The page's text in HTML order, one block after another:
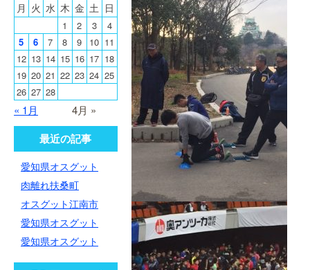
月 火 水 木 金 土 日
« 1月 4月 »
1 2 3
4
5
6 7 8 9 10 11
12 13 14 15 16 17 18
19 20 21 22 23 24 25
26 27 28
最近の記事
愛知県オスグット
肉離れ扶桑町
オスグット江南市
愛知県オスグット
愛知県オスグット